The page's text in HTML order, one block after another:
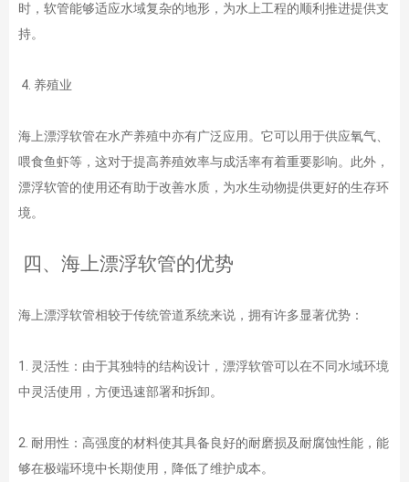
时，软管能够适应水域复杂的地形，为水上工程的顺利推进提供支
持。
4. 养殖业
海上漂浮软管在水产养殖中亦有广泛应用。它可以用于供应氧气、
喂食鱼虾等，这对于提高养殖效率与成活率有着重要影响。此外，
漂浮软管的使用还有助于改善水质，为水生动物提供更好的生存环
境。
四、海上漂浮软管的优势
海上漂浮软管相较于传统管道系统来说，拥有许多显著优势：
1. 灵活性：由于其独特的结构设计，漂浮软管可以在不同水域环境
中灵活使用，方便迅速部署和拆卸。
2. 耐用性：高强度的材料使其具备良好的耐磨损及耐腐蚀性能，能
够在极端环境中长期使用，降低了维护成本。